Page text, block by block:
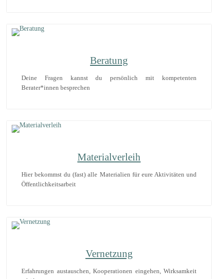
Beratung
Deine Fragen kannst du persönlich mit kompetenten
Berater*innen besprechen
Materialverleih
Hier bekommst du (fast) alle Materialien für eure Aktivitäten und
Öffentlichkeitsarbeit
Vernetzung
Erfahrungen austauschen, Kooperationen eingehen, Wirksamkeit